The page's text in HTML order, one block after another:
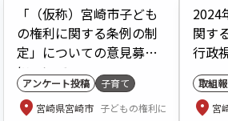
「（仮称）宮崎市子ども
の権利に関する条例の制
定」についての意見募集
について
アンケート投稿 子育て
location_on 宮崎県宮崎市 子どもの権利に関する特別委
2024
関す
行政
取組
location_on 宮